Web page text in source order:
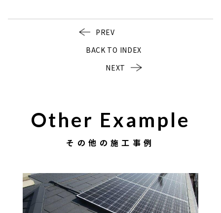
PREV
BACK TO INDEX
NEXT
Other Example
その他の施工事例